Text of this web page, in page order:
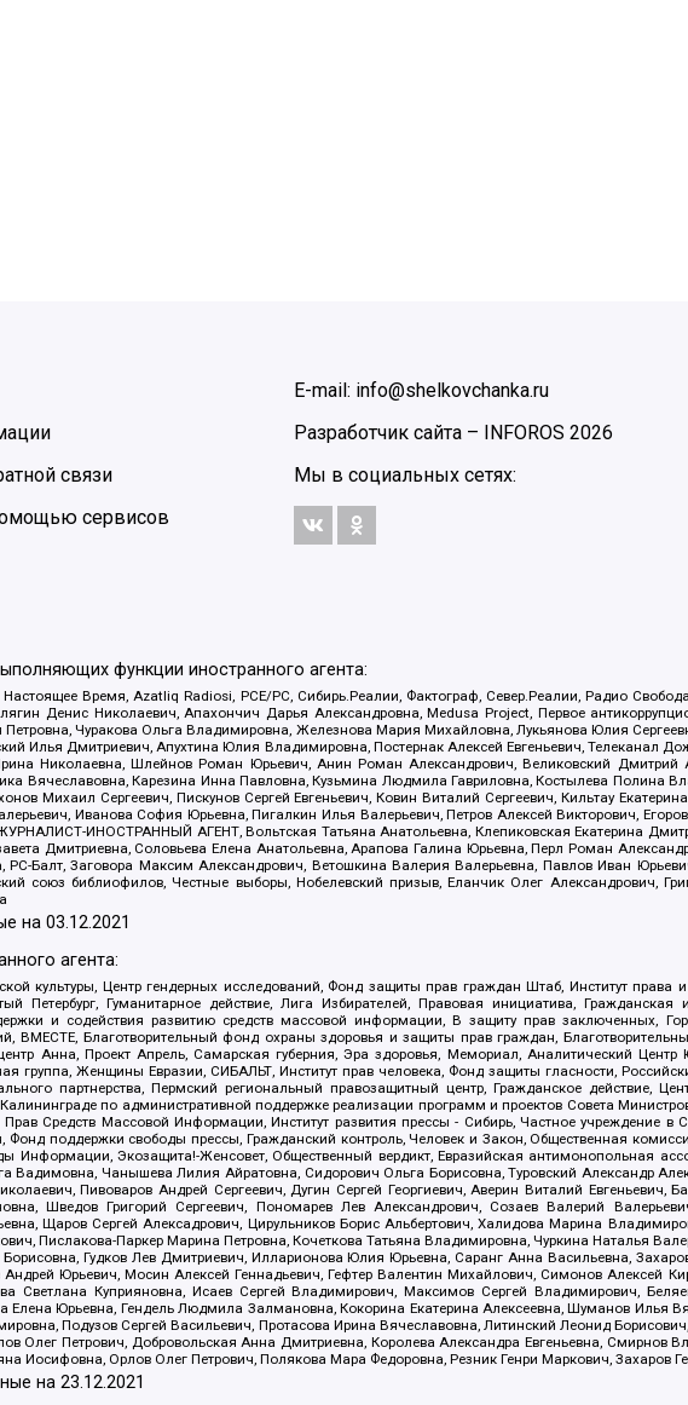
связи
сервисов
E-mail: info@shelkovchanka.ru
Разработчик сайта –
INFOROS 2026
Мы в социальных сетях:
функции иностранного агента:
Время, Azatliq Radiosi, PCE/PC, Сибирь.Реалии, Фактограф, Север.Реалии, Радио
Денис Николаевич, Апахончич Дарья Александровна, Medusa Project, Первое
Чуракова Ольга Владимировна, Железнова Мария Михайловна, Лукьянова Юлия
Илья Дмитриевич, Апухтина Юлия Владимировна, Постернак Алексей Евгеньевич, Телеканал
Николаевна, Шлейнов Роман Юрьевич, Анин Роман Александрович, Великовский Дмитрий
Вячеславовна, Карезина Инна Павловна, Кузьмина Людмила Гавриловна, Костылева Полина
Михаил Сергеевич, Пискунов Сергей Евгеньевич, Ковин Виталий Сергеевич, Кильтау
Иванова София Юрьевна, Пигалкин Илья Валерьевич, Петров Алексей Викторович,
ИНОСТРАННЫЙ АГЕНТ, Вольтская Татьяна Анатольевна, Клепиковская Екатерина
Дмитриевна, Соловьева Елена Анатольевна, Арапова Галина Юрьевна, Перл Роман
Балт, Заговора Максим Александрович, Ветошкина Валерия Валерьевна, Павлов Иван
союз библиофилов, Честные выборы, Нобелевский призыв, Еланчик Олег Александрович,
на03.12.2021
агента:
культуры, Центр гендерных исследований, Фонд защиты прав граждан Штаб, Институт права
Гуманитарное действие, Лига Избирателей, Правовая инициатива, Гражданская
и содействия развитию средств массовой информации, В защиту прав заключенных,
ВМЕСТЕ, Благотворительный фонд охраны здоровья и защиты прав граждан,
Анна, Проект Апрель, Самарская губерния, Эра здоровья, Мемориал, Аналитический
группа, Женщины Евразии, СИБАЛЬТ, Институт прав человека, Фонд защиты гласности,
партнерства, Пермский региональный правозащитный центр, Гражданское действие,
по административной поддержке реализации программ и проектов Совета
Средств Массовой Информации, Институт развития прессы - Сибирь, Частное учреждение в
поддержки свободы прессы, Гражданский контроль, Человек и Закон, Общественная
Информации, Экозащита!-Женсовет, Общественный вердикт, Евразийская антимонопольная
Чанышева Лилия Айратовна, Сидорович Ольга Борисовна, Туровский Александр
Пивоваров Андрей Сергеевич, Дугин Сергей Георгиевич, Аверин Виталий Евгеньевич,
Шведов Григорий Сергеевич, Пономарев Лев Александрович, Созаев Валерий
Щаров Сергей Алексадрович, Цирульников Борис Альбертович, Халидова Марина
Пислакова-Паркер Марина Петровна, Кочеткова Татьяна Владимировна, Чуркина Наталья
Гудков Лев Дмитриевич, Илларионова Юлия Юрьевна, Саранг Анна Васильевна,
Юрьевич, Мосин Алексей Геннадьевич, Гефтер Валентин Михайлович, Симонов Алексей
Светлана Куприяновна, Исаев Сергей Владимирович, Максимов Сергей Владимирович,
Елена Юрьевна, Гендель Людмила Залмановна, Кокорина Екатерина Алексеевна, Шуманов Илья
Подузов Сергей Васильевич, Протасова Ирина Вячеславовна, Литинский Леонид
Олег Петрович, Добровольская Анна Дмитриевна, Королева Александра Евгеньевна, Смирнов
Иосифовна, Орлов Олег Петрович, Полякова Мара Федоровна, Резник Генри Маркович, Захаров
на23.12.2021